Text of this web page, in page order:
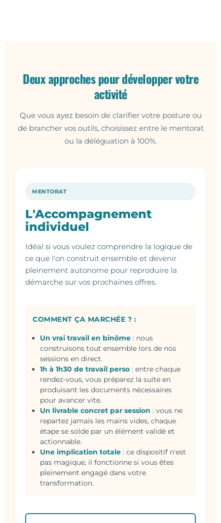
Deux approches pour développer votre
activité
Que vous ayez besoin de clarifier votre posture ou
de brancher vos outils, choisissez entre le mentorat
ou la déléguation à 100%.
MENTORAT
L'Accompagnement
individuel
Idéal si vous voulez comprendre la logique de
ce que l'on construit ensemble et devenir
pleinement autonome pour reproduire la
démarche sur vos prochaines offres.
COMMENT ÇA MARCHÉE ? :
Un vrai travail en binôme : nous
construisons tout ensemble lors de nos
sessions en direct.
1h à 1h30 de travail perso : entre chaque
rendez-vous, vous préparez la suite en
produisant les documents nécessaires
pour avancer vite.
Un livrable concret par session : vous ne
repartez jamais les mains vides, chaque
étape se solde par un élément validé et
actionnable.
Une implication totale : ce dispositif n'est
pas magique, il fonctionne si vous êtes
pleinement engagé dans votre
transformation.